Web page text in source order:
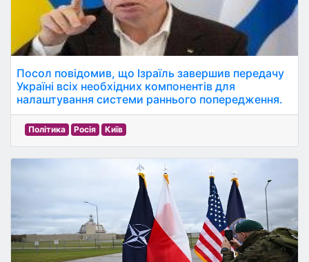
Посол повідомив, що Ізраїль завершив передачу
Україні всіх необхідних компонентів для
налаштування системи раннього попередження.
Політика Росія Київ